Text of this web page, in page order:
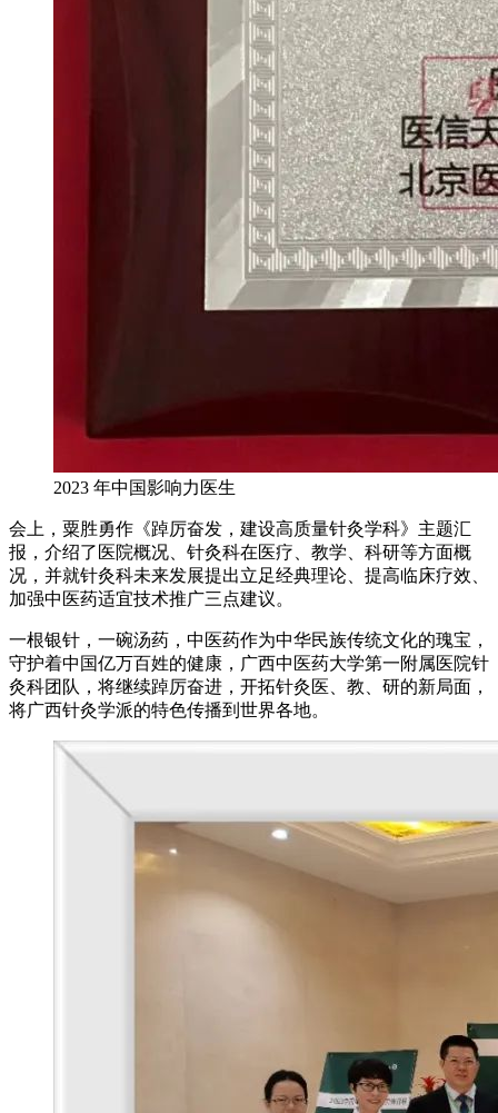
2023 年中国影响力医生
会上，粟胜勇作《踔厉奋发，建设高质量针灸学科》主题汇
报，介绍了医院概况、针灸科在医疗、教学、科研等方面概
况，并就针灸科未来发展提出立足经典理论、提高临床疗效、
加强中医药适宜技术推广三点建议。
一根银针，一碗汤药，中医药作为中华民族传统文化的瑰宝，
守护着中国亿万百姓的健康，广西中医药大学第一附属医院针
灸科团队，将继续踔厉奋进，开拓针灸医、教、研的新局面，
将广西针灸学派的特色传播到世界各地。